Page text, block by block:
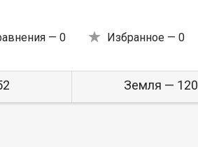
— 0 Избранное — 0
Земля — 120